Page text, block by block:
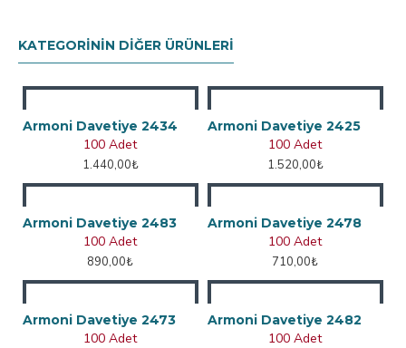
KATEGORININ DIĞER ÜRÜNLERI
Armoni Davetiye 2434
100 Adet
1.440,00₺
Armoni Davetiye 2425
100 Adet
1.520,00₺
Armoni Davetiye 2483
100 Adet
890,00₺
Armoni Davetiye 2478
100 Adet
710,00₺
Armoni Davetiye 2473
100 Adet
Armoni Davetiye 2482
100 Adet